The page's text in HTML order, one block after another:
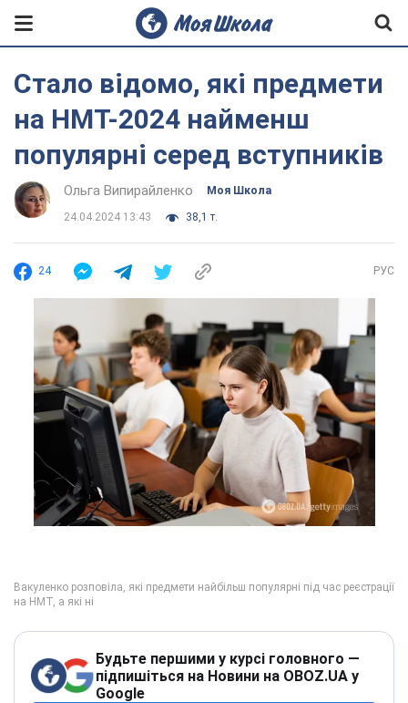
Стало відомо, які предмети
на НМТ-2024 найменш
популярні серед вступників
Ольга Випирайленко Моя Школа
24.04.2024 13:43 38,1 т.
24 РУС
Будьте першими у курсі головного —
підпишіться на Новини на OBOZ.UA у
Google